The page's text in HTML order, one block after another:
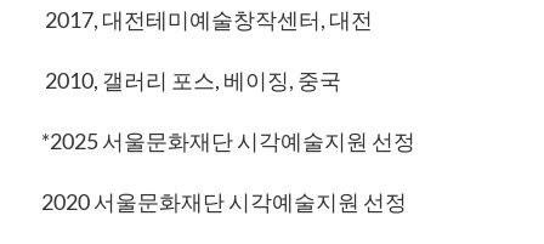
2017, 대전테미예술창작센터, 대전
2010, 갤러리 포스, 베이징, 중국
*2025 서울문화재단 시각예술지원 선정
2020 서울문화재단 시각예술지원 선정